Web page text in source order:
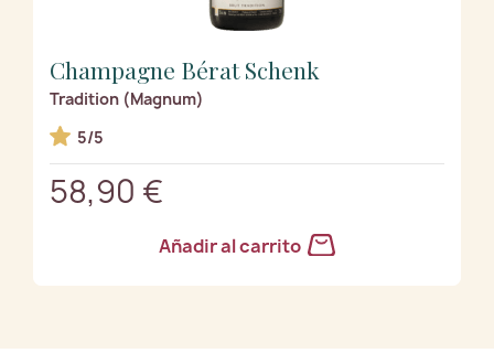
Champagne Bérat Schenk
Tradition (Magnum)
5/5
58,90 €
Añadir al carrito